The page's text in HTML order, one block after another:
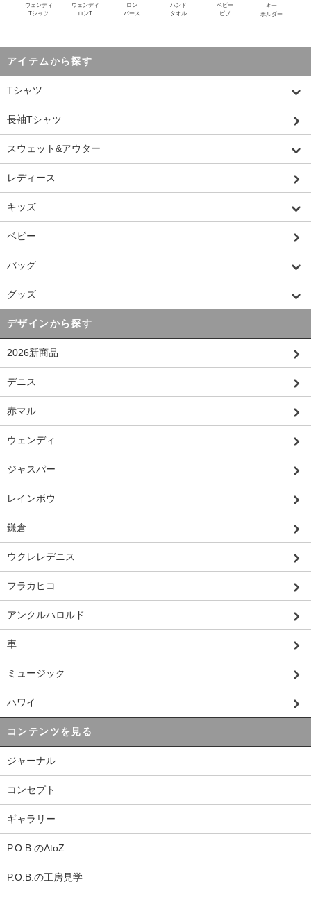
ウェンディ
Tシャツ
ウェンディ
ロンT
ロン
パース
ハンド
タオル
ベビー
ビブ
キー
ホルダー
アイテムから探す
Tシャツ
長袖Tシャツ
スウェット&アウター
レディース
キッズ
ベビー
バッグ
グッズ
デザインから探す
2026新商品
デニス
赤マル
ウェンディ
ジャスパー
レインボウ
鎌倉
ウクレレデニス
フラカヒコ
アンクルハロルド
車
ミュージック
ハワイ
コンテンツを見る
ジャーナル
コンセプト
ギャラリー
P.O.B.のAtoZ
P.O.B.の工房見学